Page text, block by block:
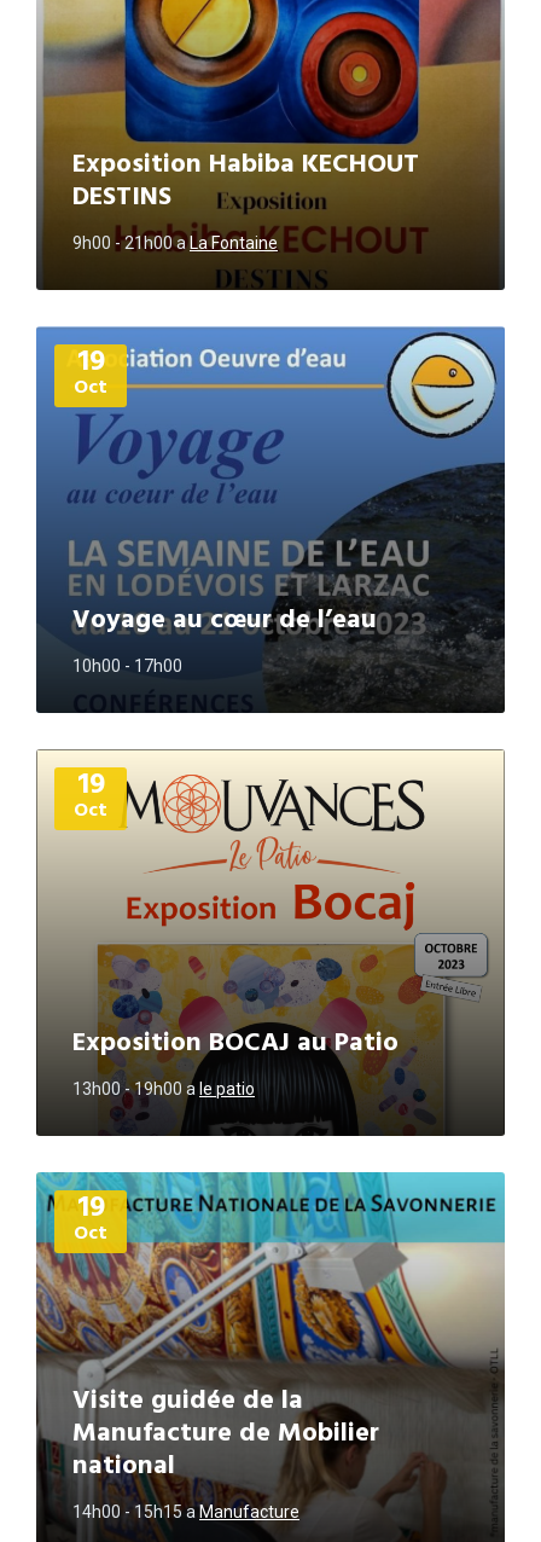
Exposition Habiba KECHOUT
DESTINS
9h00 - 21h00aLa Fontaine
19
Oct
Voyage au cœur de l’eau
10h00 - 17h00
Plus
d'informations
19
Oct
Exposition BOCAJ au Patio
13h00 - 19h00 a le patio
Plus
d'informations
19
Oct
Visite guidée de la
Manufacture de Mobilier
national
14h00 - 15h15aManufacture
Plus
d'informations